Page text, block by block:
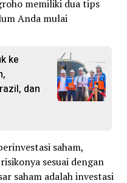
memiliki dua tips
Anda mulai
ke
dan
saham,
sesuai dengan
saham adalah investasi